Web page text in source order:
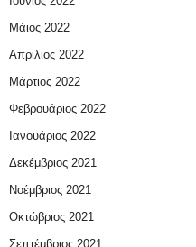
Μάιος 2022
Απρίλιος 2022
Μάρτιος 2022
Φεβρουάριος 2022
Ιανουάριος 2022
Δεκέμβριος 2021
Νοέμβριος 2021
Οκτώβριος 2021
Σεπτέμβριος 2021